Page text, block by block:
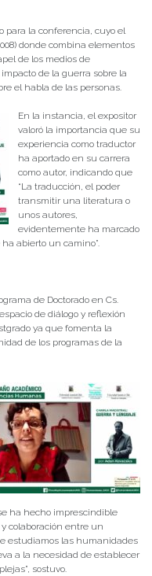
para la conferencia, cuyo el
donde combina elementos
de los medios de
de la guerra sobre la
el habla de las personas.
En la instancia, el expositor
valoró la importancia que su
experiencia como traductor
ha aportado en su carrera
como autor, indicando que
“La traducción, el poder
transmitir una literatura o
unos autores,
evidentemente ha marcado
abierto un camino”.
de Doctorado en Cs.
de diálogo y reflexión
ya que fomenta la
de los programas de la
ha hecho imprescindible
colaboración entre un
estudiamos las humanidades
a la necesidad de establecer
sostuvo.